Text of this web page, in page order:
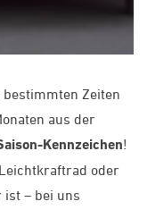
Zeiten
aus der
Kennzeichen!
oder
– bei uns